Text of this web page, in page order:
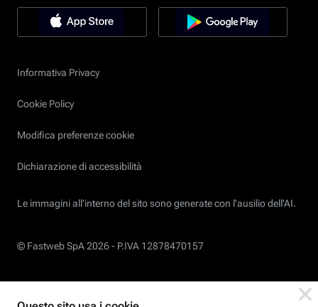
Informativa Privacy
Cookie Policy
Modifica preferenze cookie
Dichiarazione di accessibilità
Le immagini all’interno del sito sono generate con l'ausilio dell'AI.
© Fastweb SpA 2026 - P.IVA 12878470157